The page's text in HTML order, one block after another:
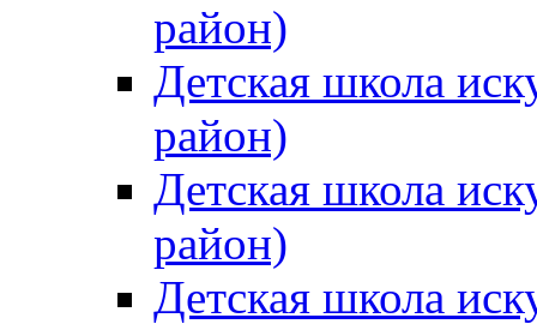
район)
Детская школа
район)
Детская школа
район)
Детская школа